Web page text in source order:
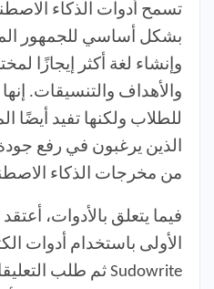
بشكل أساسي للجمهور
وإنشاء لغة أكثر إيجازًا
والأهداف والتنسيقات.
للطلاب ولكنها تفيد أيضًا
الذين يرغبون في رفع
من مخرجات الذكاء
فيما يتعلق بالأدوات،
الأولى باستخدام أدوات